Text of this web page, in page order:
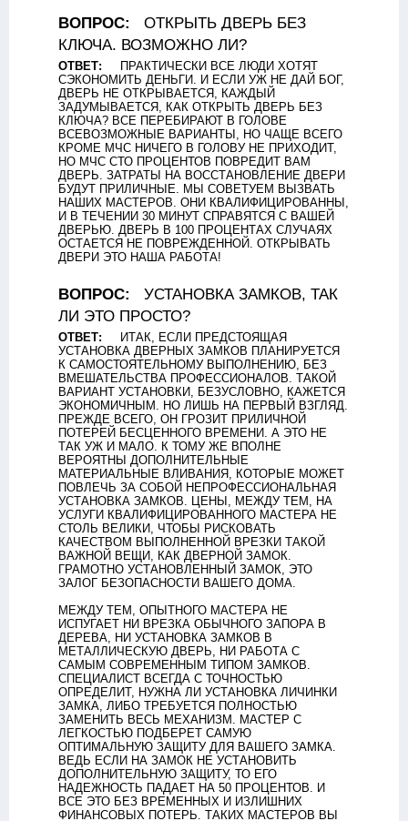
ВОПРОС:
ОТКРЫТЬ ДВЕРЬ БЕЗ
КЛЮЧА. ВОЗМОЖНО ЛИ?
ОТВЕТ:
ПРАКТИЧЕСКИ ВСЕ ЛЮДИ ХОТЯТ
СЭКОНОМИТЬ ДЕНЬГИ. И ЕСЛИ УЖ НЕ ДАЙ БОГ,
ДВЕРЬ НЕ ОТКРЫВАЕТСЯ, КАЖДЫЙ
ЗАДУМЫВАЕТСЯ, КАК ОТКРЫТЬ ДВЕРЬ БЕЗ
КЛЮЧА? ВСЕ ПЕРЕБИРАЮТ В ГОЛОВЕ
ВСЕВОЗМОЖНЫЕ ВАРИАНТЫ, НО ЧАЩЕ ВСЕГО
КРОМЕ МЧС НИЧЕГО В ГОЛОВУ НЕ ПРИХОДИТ,
НО МЧС СТО ПРОЦЕНТОВ ПОВРЕДИТ ВАМ
ДВЕРЬ. ЗАТРАТЫ НА ВОССТАНОВЛЕНИЕ ДВЕРИ
БУДУТ ПРИЛИЧНЫЕ. МЫ СОВЕТУЕМ ВЫЗВАТЬ
НАШИХ МАСТЕРОВ. ОНИ КВАЛИФИЦИРОВАННЫ,
И В ТЕЧЕНИИ 30 МИНУТ СПРАВЯТСЯ С ВАШЕЙ
ДВЕРЬЮ. ДВЕРЬ В 100 ПРОЦЕНТАХ СЛУЧАЯХ
ОСТАЕТСЯ НЕ ПОВРЕЖДЕННОЙ. ОТКРЫВАТЬ
ДВЕРИ ЭТО НАША РАБОТА!
ВОПРОС:
УСТАНОВКА ЗАМКОВ, ТАК
ЛИ ЭТО ПРОСТО?
ОТВЕТ:
ИТАК, ЕСЛИ ПРЕДСТОЯЩАЯ
УСТАНОВКА ДВЕРНЫХ ЗАМКОВ ПЛАНИРУЕТСЯ
К САМОСТОЯТЕЛЬНОМУ ВЫПОЛНЕНИЮ, БЕЗ
ВМЕШАТЕЛЬСТВА ПРОФЕССИОНАЛОВ. ТАКОЙ
ВАРИАНТ УСТАНОВКИ, БЕЗУСЛОВНО, КАЖЕТСЯ
ЭКОНОМИЧНЫМ. НО ЛИШЬ НА ПЕРВЫЙ ВЗГЛЯД.
ПРЕЖДЕ ВСЕГО, ОН ГРОЗИТ ПРИЛИЧНОЙ
ПОТЕРЕЙ БЕСЦЕННОГО ВРЕМЕНИ. А ЭТО НЕ
ТАК УЖ И МАЛО. К ТОМУ ЖЕ ВПОЛНЕ
ВЕРОЯТНЫ ДОПОЛНИТЕЛЬНЫЕ
МАТЕРИАЛЬНЫЕ ВЛИВАНИЯ, КОТОРЫЕ МОЖЕТ
ПОВЛЕЧЬ ЗА СОБОЙ НЕПРОФЕССИОНАЛЬНАЯ
УСТАНОВКА ЗАМКОВ. ЦЕНЫ, МЕЖДУ ТЕМ, НА
УСЛУГИ КВАЛИФИЦИРОВАННОГО МАСТЕРА НЕ
СТОЛЬ ВЕЛИКИ, ЧТОБЫ РИСКОВАТЬ
КАЧЕСТВОМ ВЫПОЛНЕННОЙ ВРЕЗКИ ТАКОЙ
ВАЖНОЙ ВЕЩИ, КАК ДВЕРНОЙ ЗАМОК.
ГРАМОТНО УСТАНОВЛЕННЫЙ ЗАМОК, ЭТО
ЗАЛОГ БЕЗОПАСНОСТИ ВАШЕГО ДОМА.
МЕЖДУ ТЕМ, ОПЫТНОГО МАСТЕРА НЕ
ИСПУГАЕТ НИ ВРЕЗКА ОБЫЧНОГО ЗАПОРА В
ДЕРЕВА, НИ УСТАНОВКА ЗАМКОВ В
МЕТАЛЛИЧЕСКУЮ ДВЕРЬ, НИ РАБОТА С
САМЫМ СОВРЕМЕННЫМ ТИПОМ ЗАМКОВ.
СПЕЦИАЛИСТ ВСЕГДА С ТОЧНОСТЬЮ
ОПРЕДЕЛИТ, НУЖНА ЛИ УСТАНОВКА ЛИЧИНКИ
ЗАМКА, ЛИБО ТРЕБУЕТСЯ ПОЛНОСТЬЮ
ЗАМЕНИТЬ ВЕСЬ МЕХАНИЗМ. МАСТЕР С
ЛЕГКОСТЬЮ ПОДБЕРЕТ САМУЮ
ОПТИМАЛЬНУЮ ЗАЩИТУ ДЛЯ ВАШЕГО ЗАМКА.
ВЕДЬ ЕСЛИ НА ЗАМОК НЕ УСТАНОВИТЬ
ДОПОЛНИТЕЛЬНУЮ ЗАЩИТУ, ТО ЕГО
НАДЕЖНОСТЬ ПАДАЕТ НА 50 ПРОЦЕНТОВ. И
ВСЕ ЭТО БЕЗ ВРЕМЕННЫХ И ИЗЛИШНИХ
ФИНАНСОВЫХ ПОТЕРЬ. ТАКИХ МАСТЕРОВ ВЫ